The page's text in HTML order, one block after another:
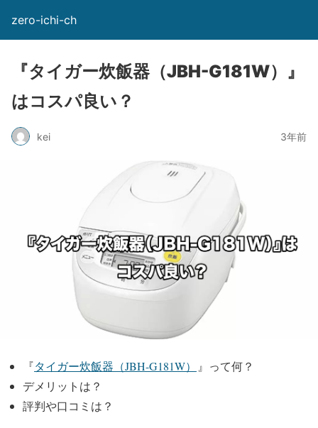
zero-ichi-ch
『タイガー炊飯器（JBH-G181W）』
はコスパ良い？
kei 3年前
『タイガー炊飯器（JBH-G181W）
』って何？
デメリットは？
評判や口コミは？